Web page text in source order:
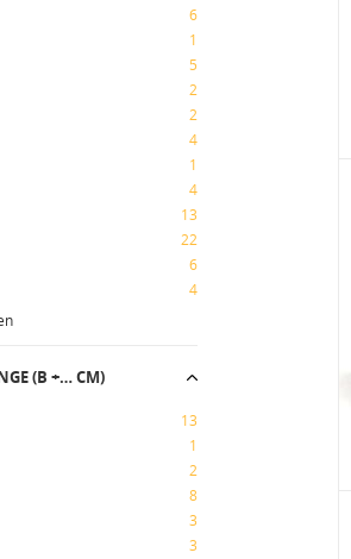
6
1
5
2
2
4
1
4
13
22
6
4
(B +… CM)
13
1
2
8
3
3